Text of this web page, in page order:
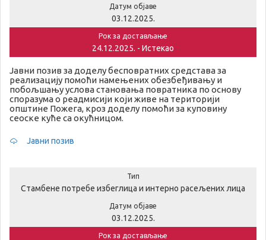
Датум објаве
03.12.2025.
Рок за достављање
24.12.2025. - Истекао
Јавни позив за доделу бесповратних средстава за
реализацију помоћи намењених обезбеђивању и
побољшању услова становања повратника по основу
споразума о реадмисији који живе на територији
општине Пожега, кроз доделу помоћи за куповину
сеоске куће са окућницом.
Јавни позив
Тип
Стамбене потребе избеглица и интерно расељених лица
Датум објаве
03.12.2025.
Рок за достављање